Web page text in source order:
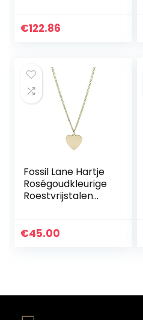
(45cm), Goud
€122.86
Fossil Lane Hartje
Roségoudkleurige
Roestvrijstalen
€45.00